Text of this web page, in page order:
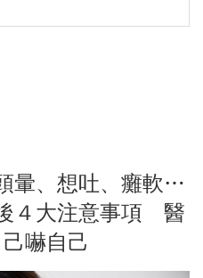
暈、想吐、癱軟…
４大注意事項 醫
嚇自己